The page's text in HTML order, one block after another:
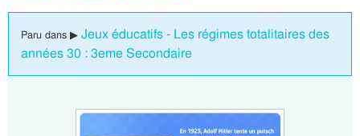
Paru dans ▶ Jeux éducatifs - Les régimes totalitaires des
années 30 : 3eme Secondaire